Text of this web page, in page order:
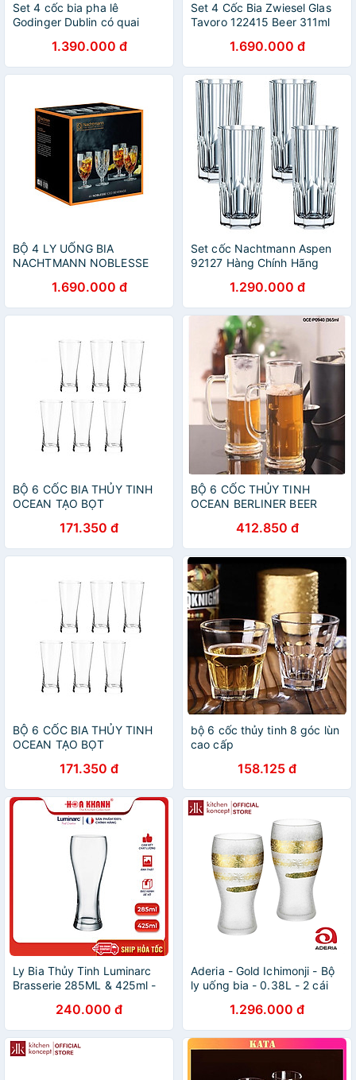
Set 4 cốc bia pha lê
Godinger Dublin có quai
1.390.000 đ
Set 4 Cốc Bia Zwiesel Glas
Tavoro 122415 Beer 311ml
1.690.000 đ
BỘ 4 LY UỐNG BIA
NACHTMANN NOBLESSE
Hàng chính hãng
1.690.000 đ
Set cốc Nachtmann Aspen
92127 Hàng Chính Hãng
1.290.000 đ
BỘ 6 CỐC BIA THỦY TINH
OCEAN TẠO BỌT
171.350 đ
BỘ 6 CỐC THỦY TINH
OCEAN BERLINER BEER
412.850 đ
BỘ 6 CỐC BIA THỦY TINH
OCEAN TẠO BỌT
171.350 đ
bộ 6 cốc thủy tinh 8 góc lùn
cao cấp
158.125 đ
Ly Bia Thủy Tinh Luminarc
Brasserie 285ML & 425ml -
240.000 đ
Aderia - Gold Ichimonji - Bộ
ly uống bia - 0.38L - 2 cái
1.296.000 đ